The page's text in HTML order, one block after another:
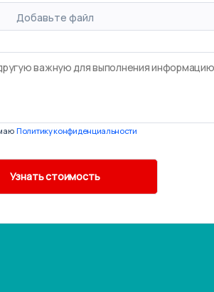
Добавьте файл
Политику конфиденциальности